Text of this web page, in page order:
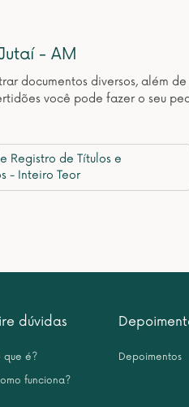
- AM
documentos diversos, além
você pode fazer o seu
Registro de Títulos e
- Inteiro Teor
dúvidas
que é?
funciona?
Depoimentos